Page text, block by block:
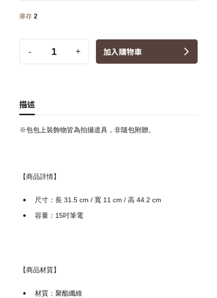
登 入
庫存 2
- + 加入購物車
描述
※包包上裝飾物皆為拍攝道具，非隨包附贈。
【商品詳情】
尺寸：長 31.5 cm / 寬 11 cm / 高 44.2 cm
容量：15吋筆電
【商品材質】
材質：聚酯纖維